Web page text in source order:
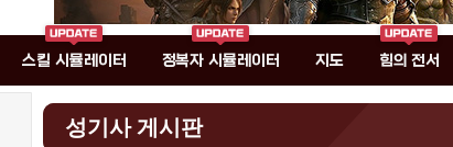
스킬 시뮬레이터 정복자 시뮬레이터 지도 힘의 전서
성기사 게시판